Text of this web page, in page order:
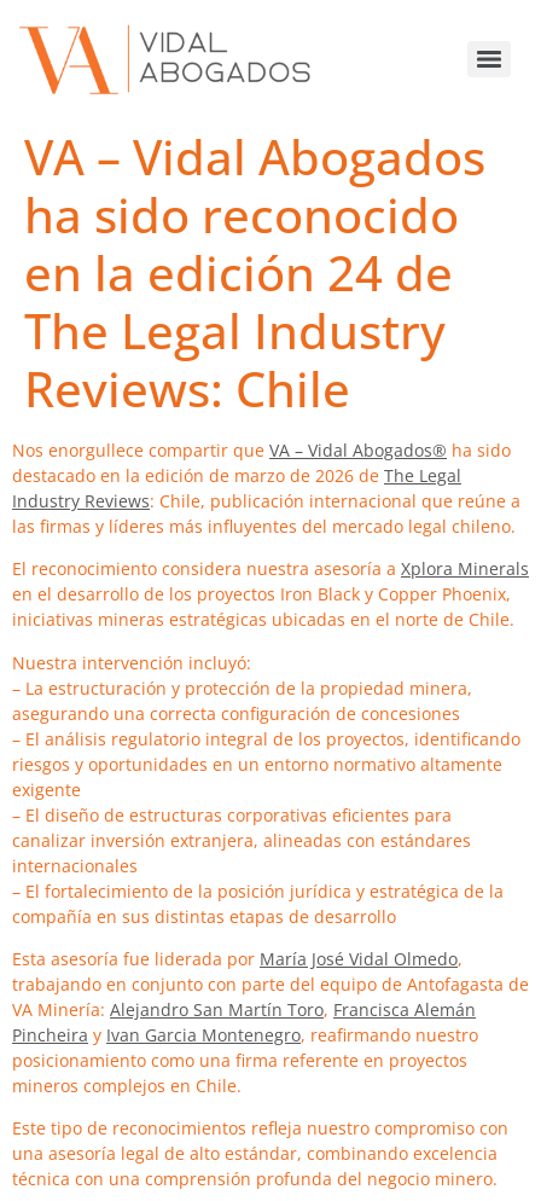
VA – Vidal Abogados
ha sido reconocido
en la edición 24 de
The Legal Industry
Reviews: Chile
Nos enorgullece compartir que VA – Vidal Abogados® ha sido
destacado en la edición de marzo de 2026 de The Legal
Industry Reviews: Chile, publicación internacional que reúne a
las firmas y líderes más influyentes del mercado legal chileno.
El reconocimiento considera nuestra asesoría a Xplora Minerals
en el desarrollo de los proyectos Iron Black y Copper Phoenix,
iniciativas mineras estratégicas ubicadas en el norte de Chile.
Nuestra intervención incluyó:
– La estructuración y protección de la propiedad minera,
asegurando una correcta configuración de concesiones
– El análisis regulatorio integral de los proyectos, identificando
riesgos y oportunidades en un entorno normativo altamente
exigente
– El diseño de estructuras corporativas eficientes para
canalizar inversión extranjera, alineadas con estándares
internacionales
– El fortalecimiento de la posición jurídica y estratégica de la
compañía en sus distintas etapas de desarrollo
Esta asesoría fue liderada por María José Vidal Olmedo,
trabajando en conjunto con parte del equipo de Antofagasta de
VA Minería: Alejandro San Martín Toro, Francisca Alemán
Pincheira y Ivan Garcia Montenegro, reafirmando nuestro
posicionamiento como una firma referente en proyectos
mineros complejos en Chile.
Este tipo de reconocimientos refleja nuestro compromiso con
una asesoría legal de alto estándar, combinando excelencia
técnica con una comprensión profunda del negocio minero.